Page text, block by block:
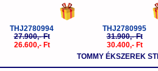
THJ2780994
27.900,- Ft
26.600,- Ft
THJ2780995
31.900,- Ft
30.400,- Ft
TOMMY ÉKSZEREK